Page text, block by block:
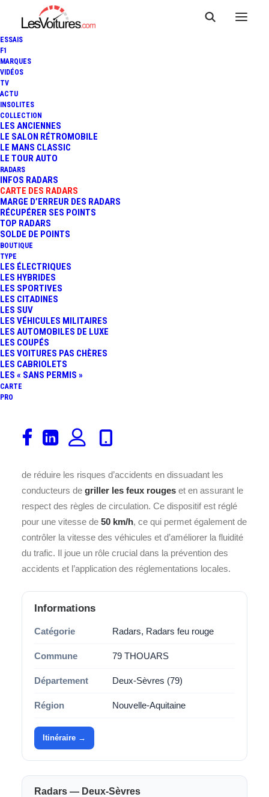
ESSAIS
F1
MARQUES
VIDÉOS
TV
ACTU
INSOLITES
COLLECTION
LES ANCIENNES
LE SALON RÉTROMOBILE
LE MANS CLASSIC
LE TOUR AUTO
RADARS
INFOS RADARS
CARTE DES RADARS
MARGE D’ERREUR DES RADARS
RÉCUPÉRER SES POINTS
TOP RADARS
SOLDE DE POINTS
BOUTIQUE
TYPE
LES ÉLECTRIQUES
LES HYBRIDES
LES SPORTIVES
LES CITADINES
LES SUV
LES VÉHICULES MILITAIRES
LES AUTOMOBILES DE LUXE
LES COUPÉS
LES VOITURES PAS CHÈRES
LES CABRIOLETS
LES « SANS PERMIS »
CARTE
PRO
THOUARS
Ce radar feu rouge est installé
au cœur de la commune de
Ce radar feu rouge surveille les infractions aux feux
tricolores et contribue à garantir la sécurité des usagers
de réduire les risques d’accidents en dissuadant les
conducteurs de griller les feux rouges et en assurant le
respect des règles de circulation. Ce dispositif est réglé
pour une vitesse de 50 km/h, ce qui permet également de
contrôler la vitesse des véhicules et d’améliorer la fluidité
du trafic. Il joue un rôle crucial dans la prévention des
accidents et l’application des réglementations locales.
Informations
Catégorie Radars, Radars feu rouge
Commune 79 THOUARS
Département Deux-Sèvres (79)
Région Nouvelle-Aquitaine
Itinéraire →
Radars — Deux-Sèvres